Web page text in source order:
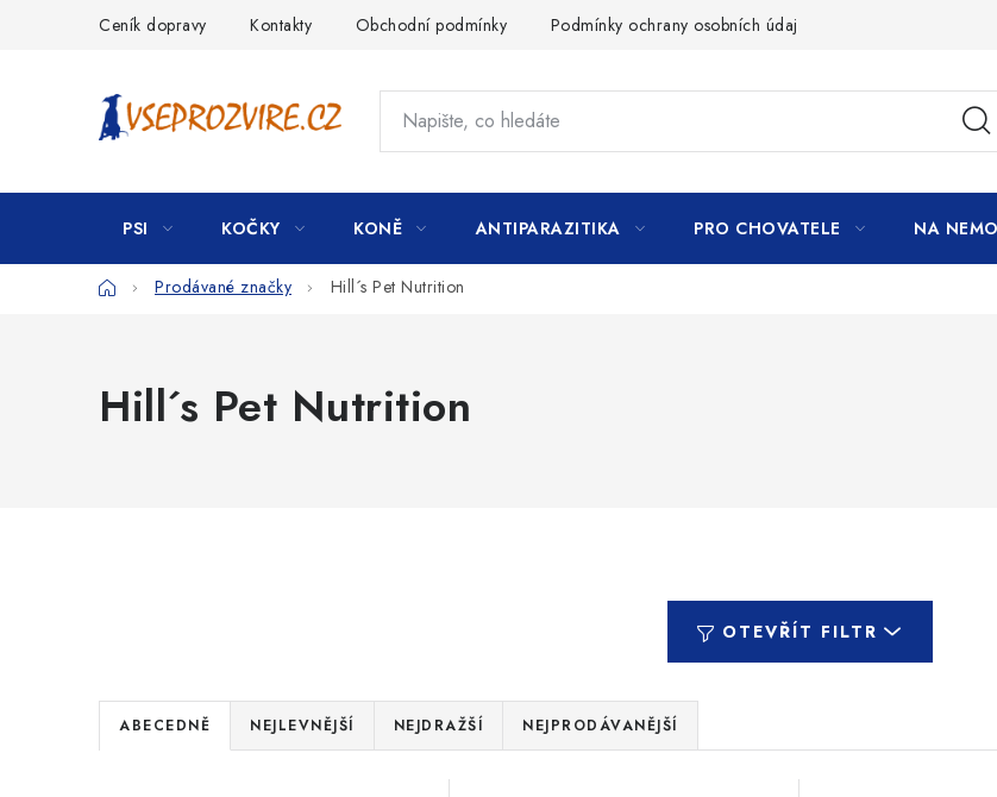
Ceník dopravy Kontakty Obchodní podmínky Podmínky ochrany osobních údajů
PSI KOČKY KONĚ ANTIPARAZITIKA PRO CHOVATELE NA
DomůProdávané značky Hill´s Pet Nutrition
Hill´s Pet Nutrition
OTEVŘÍT FILTR
Ř
a
ABECEDNĚ NEJLEVNĚJŠÍ NEJDRAŽŠÍ NEJPRODÁVANĚJŠÍ